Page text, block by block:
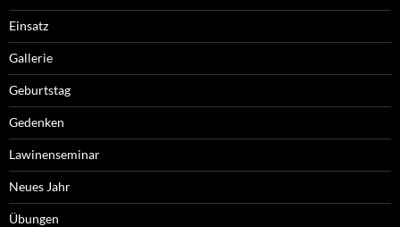
Einsatz
Gallerie
Geburtstag
Gedenken
Lawinenseminar
Neues Jahr
Übungen